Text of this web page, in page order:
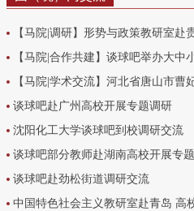
【马院|调研】形势与政策教研室赴
【马院|合作共建】谈球吧举办大中
【马院|学术交流】河北省唐山市
谈球吧赴广州高校开展专题调研
沈阳化工大学谈球吧到校调研交流
谈球吧部分教师赴湖南高校开展专
谈球吧赴劲松街道调研交流
中国特色社会主义教研室赴青岛 高